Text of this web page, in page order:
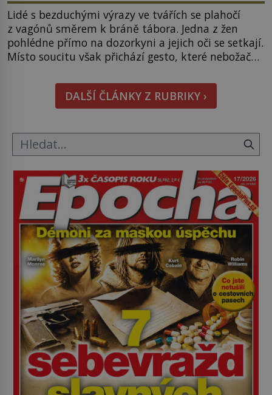
Lidé s bezduchými výrazy ve tvářích se plahočí
z vagónů směrem k bráně tábora. Jedna z žen
pohlédne přímo na dozorkyni a jejich oči se setkají.
Místo soucitu však přichází gesto, které nebožačku
Rudolf Höss (1901–1947), Josef Mengele (1911–
1979) či Heinrich Himmler (1900–1945) zná každý,
o koho se historie jen otřela. Jenže […]
DALŠÍ ČLÁNKY Z RUBRIKY ›